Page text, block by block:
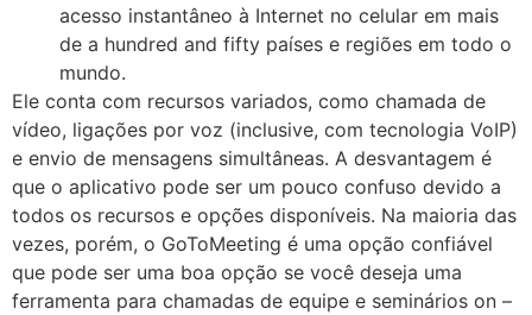
acesso instantâneo à Internet no celular em mais
de a hundred and fifty países e regiões em todo o
mundo.
Ele conta com recursos variados, como chamada de
vídeo, ligações por voz (inclusive, com tecnologia VoIP)
e envio de mensagens simultâneas. A desvantagem é
que o aplicativo pode ser um pouco confuso devido a
todos os recursos e opções disponíveis. Na maioria das
vezes, porém, o GoToMeeting é uma opção confiável
que pode ser uma boa opção se você deseja uma
ferramenta para chamadas de equipe e seminários on –